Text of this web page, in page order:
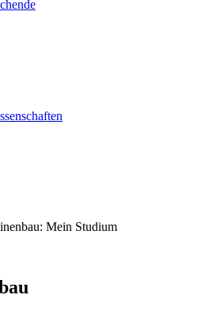
Mein Studium